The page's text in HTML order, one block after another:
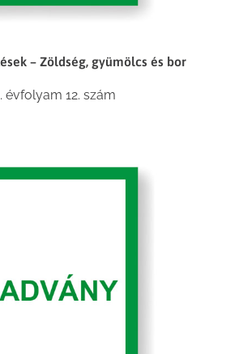
– Zöldség, gyümölcs és bor
évfolyam 12. szám